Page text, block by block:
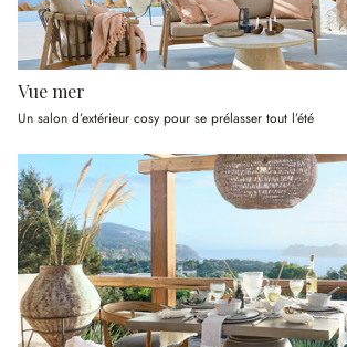
Vue mer
Un salon d’extérieur cosy pour se prélasser tout l’été